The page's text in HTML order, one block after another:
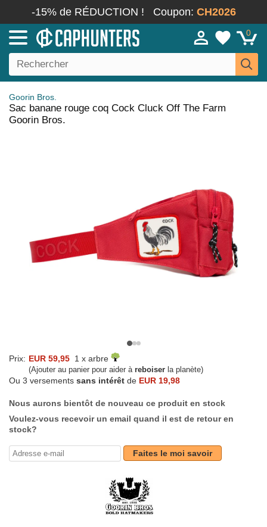
-15% de RÉDUCTION ! Coupon: CH2026
0
Goorin Bros.
Sac banane rouge coq Cock Cluck Off The Farm
Goorin Bros.
Prix: EUR 59,95 1 x arbre
(Ajouter au panier pour aider à reboiser la planète)
Ou 3 versements sans intérêt de EUR 19,98
Nous aurons bientôt de nouveau ce produit en stock
Voulez-vous recevoir un email quand il est de retour en
stock?
Faites le moi savoir